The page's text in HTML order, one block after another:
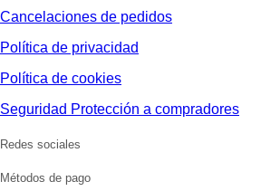
Cancelaciones de pedidos
Política de privacidad
Política de cookies
Seguridad Protección a compradores
Redes sociales
Métodos de pago